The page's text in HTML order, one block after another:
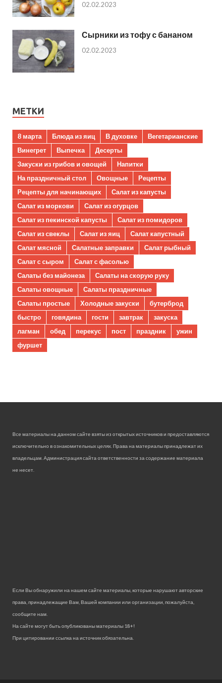
02.02.2023
Сырники из тофу с бананом
02.02.2023
МЕТКИ
8 марта Блюда из яиц В духовке
Вегетарианские
Винегрет
Выпечка
Десерты
Закуски из грибов и овощей
Напитки
На праздничный стол
Овощные
Рецепты
Рецепты для начинающих
Салат из капусты
Салат из моркови
Салат из огурцов
Салат из пекинской капусты
Салат из помидоров
Салат из свеклы
Салат из яиц
Салат капустный
Салат мясной
Салатные заправки
Салат рыбный
Салат с сыром
Салат с фасолью
Салаты без майонеза
Салаты на скорую руку
Салаты овощные
Салаты праздничные
Салаты простые
Холодные закуски
бутерброд
быстро
говядина гости завтрак
закуска
лагман
обед перекус пост праздник
ужин
фуршет
Все материалы на данном сайте взяты из открытых источников и предоставляются
исключительно в ознакомительных целях. Права на материалы принадлежат их
владельцам. Администрация сайта ответственности за содержание материала
не несет.
Если Вы обнаружили на нашем сайте материалы, которые нарушают авторские
права, принадлежащие Вам, Вашей компании или организации, пожалуйста,
сообщите нам.
На сайте могут быть опубликованы материалы 18+!
При цитировании ссылка на источник обязательна.